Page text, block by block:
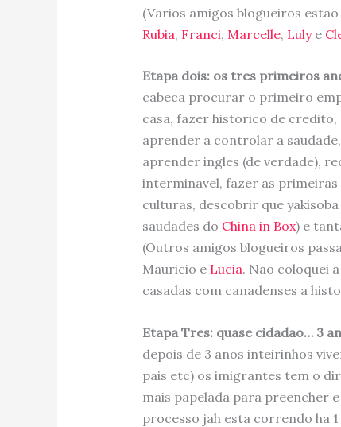
(Varios amigos blogueiros
Rubia, Franci, Marcelle, Lulye
Etapa dois: os tres primeiros
cabeca procurar o primeiro
casa, fazer historico de credito,
aprender a controlar a
aprender ingles (de verdade),
interminavel, fazer as primeiras
culturas, descobrir que
saudades do China in Box) e
(Outros amigos blogueiros
Mauricio e Lucia. Nao coloquei
casadas com canadenses a
Etapa Tres: quase cidadao… 3
depois de 3 anos inteirinhos
pais etc) os imigrantes tem o
mais papelada para preencher
processo jah esta correndo ha